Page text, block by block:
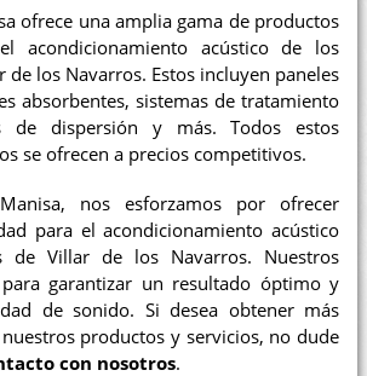
ofrece una amplia gama de productos
acondicionamiento acústico de los
de los Navarros. Estos incluyen paneles
absorbentes, sistemas de tratamiento
de dispersión y más. Todos estos
se ofrecen a precios competitivos.
nos esforzamos por ofrecer
para el acondicionamiento acústico
de Villar de los Navarros. Nuestros
garantizar un resultado óptimo y
de sonido. Si desea obtener más
productos y servicios, no dude
con nosotros.